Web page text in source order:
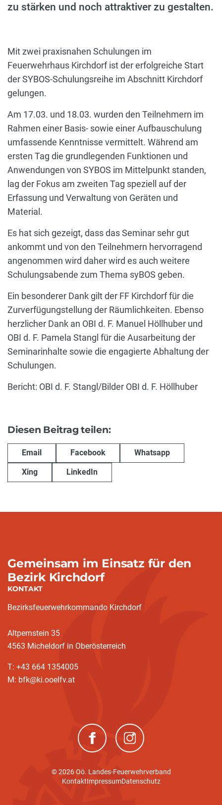
zu stärken und noch attraktiver zu gestalten.
Mit zwei praxisnahen Schulungen im
Feuerwehrhaus Kirchdorf ist der erfolgreiche Start
der SYBOS-Schulungsreihe im Abschnitt Kirchdorf
gelungen.
Am 17.03. und 18.03. wurden den Teilnehmern im
Rahmen einer Basis- sowie einer Aufbauschulung
umfassende Kenntnisse vermittelt. Während am
ersten Tag die grundlegenden Funktionen und
Anwendungen von SYBOS im Mittelpunkt standen,
lag der Fokus am zweiten Tag speziell auf der
Erfassung und Verwaltung von Geräten und
Material.
Es hat sich gezeigt, dass das Seminar sehr gut
ankommt und von den Teilnehmern hervorragend
angenommen wird daher wird es auch weitere
Schulungsabende zum Thema syBOS geben.
Ein besonderer Dank gilt der FF Kirchdorf für die
Zurverfügungstellung der Räumlichkeiten. Ebenso
herzlicher Dank an OBI d. F. Manuel Höllhuber und
OBI d. F. Pamela Stangl für die Ausarbeitung der
Seminarinhalte sowie die engagierte Abhaltung der
Schulungen.
Bericht: OBI d. F. Stangl/Bilder OBI d. F. Höllhuber
Diesen Beitrag teilen:
Email Facebook Whatsapp
Xing LinkedIn
Gemeinsam im Einsatz für den
Bezirk Kirchdorf
KONTAKT
Bezirksfeuerwehrkommando Kirchdorf
Altpernstein 35
4563 Micheldorf in Oberösterreich
T: +43 664 1354005
M: bfk@ki.ooelfv.at
(neues Fenster)(neues Fenster)
© 2026 Oö. Landes-Feuerwehrverband
KontaktImpressumDatenschutz